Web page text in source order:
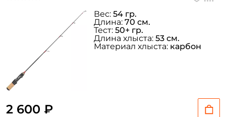
2 600 ₽
Вес: 54 гр.
Длина: 70 см.
Тест: 50+ гр.
Длина хлыста: 53 см.
Материал хлыста: карбон